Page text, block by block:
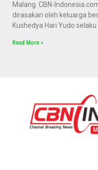
Malang. CBN-
dirasakan oleh keluarga
Kushedya Hari Yudo
Read More »